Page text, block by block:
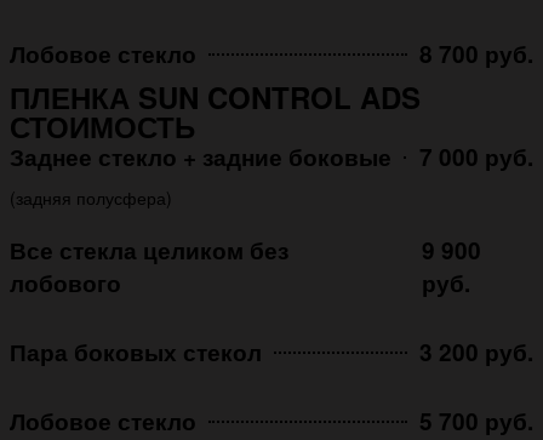
Лобовое стекло 8 700 руб.
ПЛЕНКА SUN CONTROL ADS
СТОИМОСТЬ
Заднее стекло + задние боковые 7 000 руб.
(задняя полусфера)
Все стекла целиком без
лобового
9 900
руб.
Пара боковых стекол 3 200 руб.
Лобовое стекло 5 700 руб.